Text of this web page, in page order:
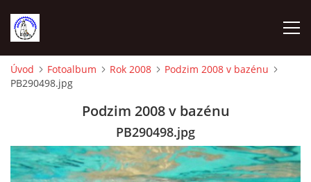
ÚVOD
VYBAVENÍ NA TRÉNINKY
VEDENÍ ODDÍLU
Úvod Fotoalbum Rok 2008
Podzim 2008 v bazénu
PB290498.jpg
Podzim 2008 v bazénu
PB290498.jpg